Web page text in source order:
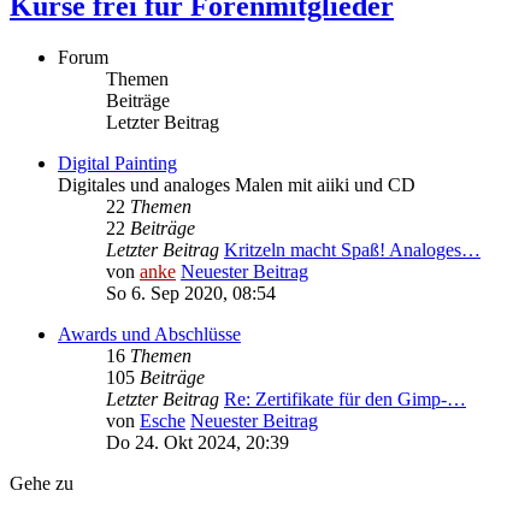
Kurse frei für Forenmitglieder
Forum
Themen
Beiträge
Letzter Beitrag
Digital Painting
Digitales und analoges Malen mit aiiki und CD
22 Themen
22 Beiträge
Letzter Beitrag Kritzeln macht Spaß! Analoges…
von anke Neuester Beitrag
So 6. Sep 2020, 08:54
Awards und Abschlüsse
16 Themen
105 Beiträge
Letzter Beitrag Re: Zertifikate für den Gimp-…
von Esche Neuester Beitrag
Do 24. Okt 2024, 20:39
Gehe zu